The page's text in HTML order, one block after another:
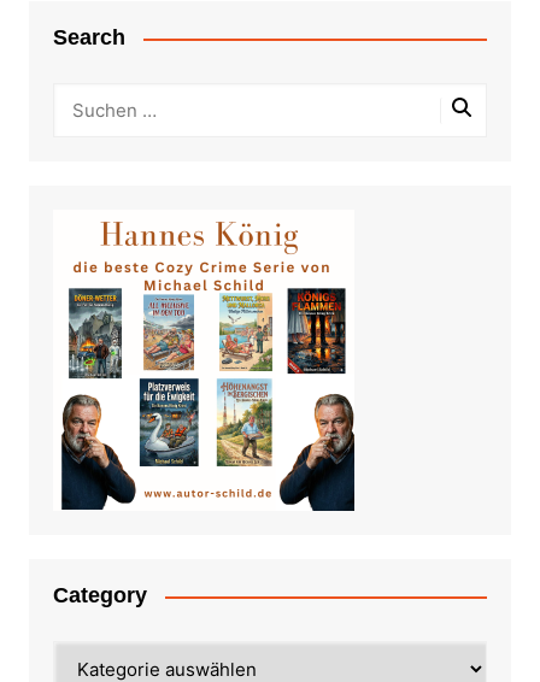
Search
Category